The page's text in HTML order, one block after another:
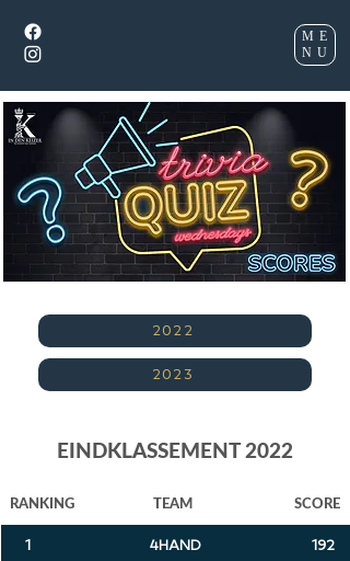
ME
NU
2022
2023
EINDKLASSEMENT 2022
RANKING TEAM SCORE
1 4HAND 192